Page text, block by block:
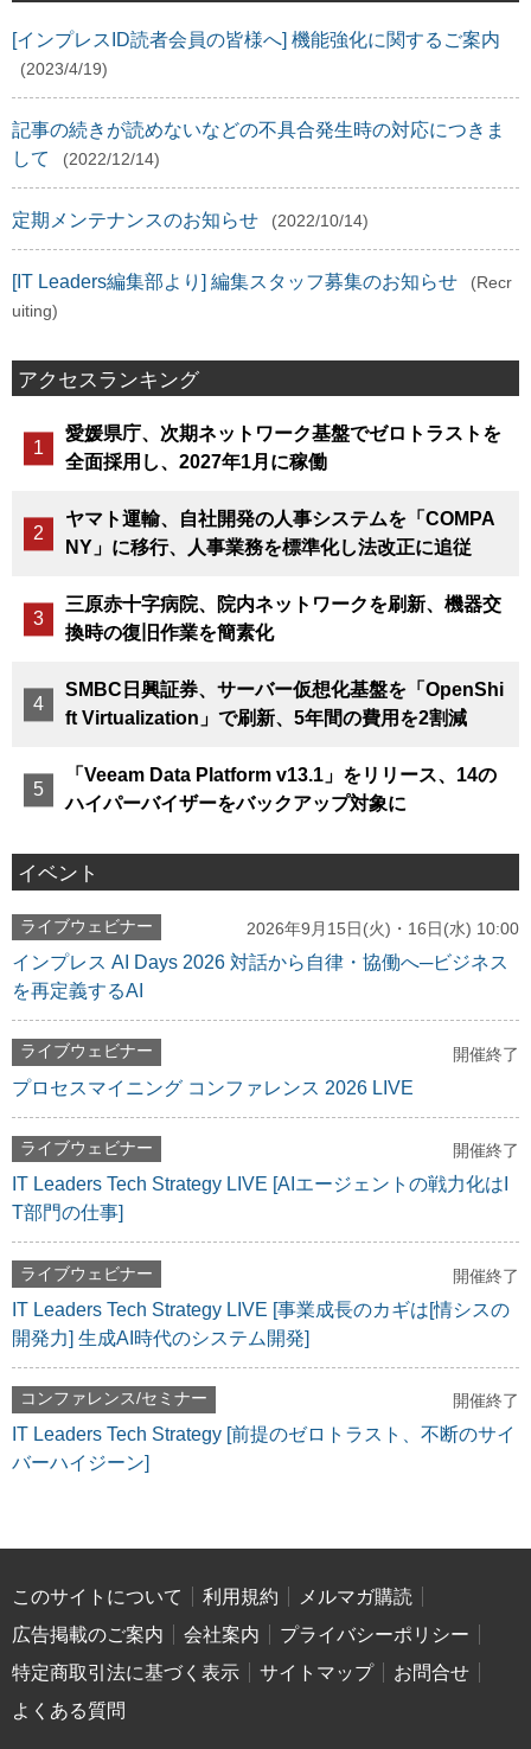
[インプレスID読者会員の皆様へ] 機能強化に関するご案内
(2023/4/19)
記事の続きが読めないなどの不具合発生時の対応につきま
して
(2022/12/14)
定期メンテナンスのお知らせ (2022/10/14)
[IT Leaders編集部より] 編集スタッフ募集のお知らせ
(Recr
uiting)
アクセスランキング
愛媛県庁、次期ネットワーク基盤でゼロトラストを
全面採用し、2027年1月に稼働
ヤマト運輸、自社開発の人事システムを「COMPA
NY」に移行、人事業務を標準化し法改正に追従
三原赤十字病院、院内ネットワークを刷新、機器交
換時の復旧作業を簡素化
SMBC日興証券、サーバー仮想化基盤を「OpenShi
ft Virtualization」で刷新、5年間の費用を2割減
「Veeam Data Platform v13.1」をリリース、14の
ハイパーバイザーをバックアップ対象に
イベント
ライブウェビナー 2026年9月15日(火)・16日(水) 10:00
インプレス AI Days 2026 対話から自律・協働へ─ビジネス
を再定義するAI
ライブウェビナー 開催終了
プロセスマイニング コンファレンス 2026 LIVE
ライブウェビナー 開催終了
IT Leaders Tech Strategy LIVE [AIエージェントの戦力化はI
T部門の仕事]
ライブウェビナー 開催終了
IT Leaders Tech Strategy LIVE [事業成長のカギは[情シスの
開発力] 生成AI時代のシステム開発]
コンファレンス/セミナー 開催終了
IT Leaders Tech Strategy [前提のゼロトラスト、不断のサイ
バーハイジーン]
このサイトについて 利用規約
メルマガ購読
広告掲載のご案内
会社案内
プライバシーポリシー
特定商取引法に基づく表示
サイトマップ
お問合せ
よくある質問